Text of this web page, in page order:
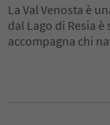
La Val Venosta è
dal Lago di Resia
accompagna chi